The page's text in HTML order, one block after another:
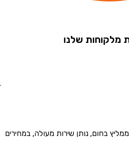
שלנו
בחום, נותן שירות מעולה, במחירים